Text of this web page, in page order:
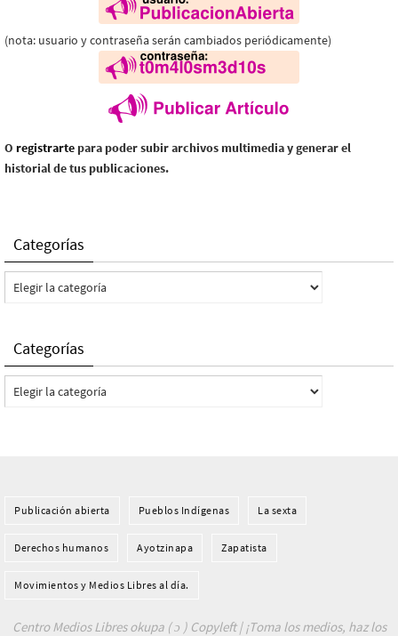
(nota: usuario y contraseña serán cambiados periódicamente)
O registrarte para poder subir archivos multimedia y generar el
historial de tus publicaciones.
Categorías
Categorías
Categorías
Categorías
Publicación abierta Pueblos Indí­genas La sexta
Derechos humanos Ayotzinapa Zapatista
Movimientos y Medios Libres al día.
Centro Medios Libres okupa ( ɔ ) Copyleft | ¡Toma los medios, haz los